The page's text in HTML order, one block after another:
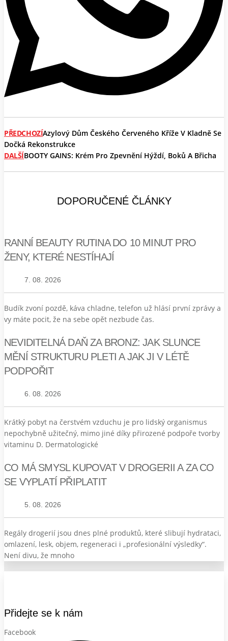
PŘEDCHOZÍAzylový Dům Českého Červeného Kříže V Kladně Se
Dočká Rekonstrukce
DALŠÍBOOTY GAINS: Krém Pro Zpevnění Hýždí, Boků A Břicha
DOPORUČENÉ ČLÁNKY
RANNÍ BEAUTY RUTINA DO 10 MINUT PRO
ŽENY, KTERÉ NESTÍHAJÍ
7. 08. 2026
Budík zvoní pozdě, káva chladne, telefon už hlásí první zprávy a
vy máte pocit, že na sebe opět nezbude čas.
NEVIDITELNÁ DAŇ ZA BRONZ: JAK SLUNCE
MĚNÍ STRUKTURU PLETI A JAK JI V LÉTĚ
PODPOŘIT
6. 08. 2026
Krátký pobyt na čerstvém vzduchu je pro lidský organismus
nepochybně užitečný, mimo jiné díky přirozené podpoře tvorby
vitaminu D. Dermatologické
CO MÁ SMYSL KUPOVAT V DROGERII A ZA CO
SE VYPLATÍ PŘIPLATIT
5. 08. 2026
Regály drogerií jsou dnes plné produktů, které slibují hydrataci,
omlazení, lesk, objem, regeneraci i „profesionální výsledky“.
Není divu, že mnoho
Přidejte se k nám
Facebook